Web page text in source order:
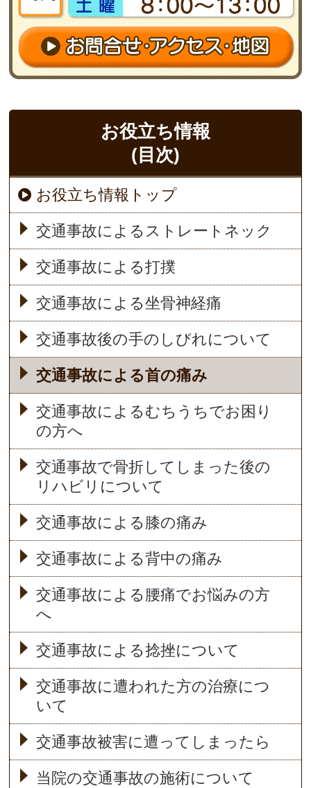
お役立ち情報
(目次)
お役立ち情報トップ
交通事故によるストレートネック
交通事故による打撲
交通事故による坐骨神経痛
交通事故後の手のしびれについて
交通事故による首の痛み
交通事故によるむちうちでお困り
の方へ
交通事故で骨折してしまった後の
リハビリについて
交通事故による膝の痛み
交通事故による背中の痛み
交通事故による腰痛でお悩みの方
へ
交通事故による捻挫について
交通事故に遭われた方の治療につ
いて
交通事故被害に遭ってしまったら
当院の交通事故の施術について